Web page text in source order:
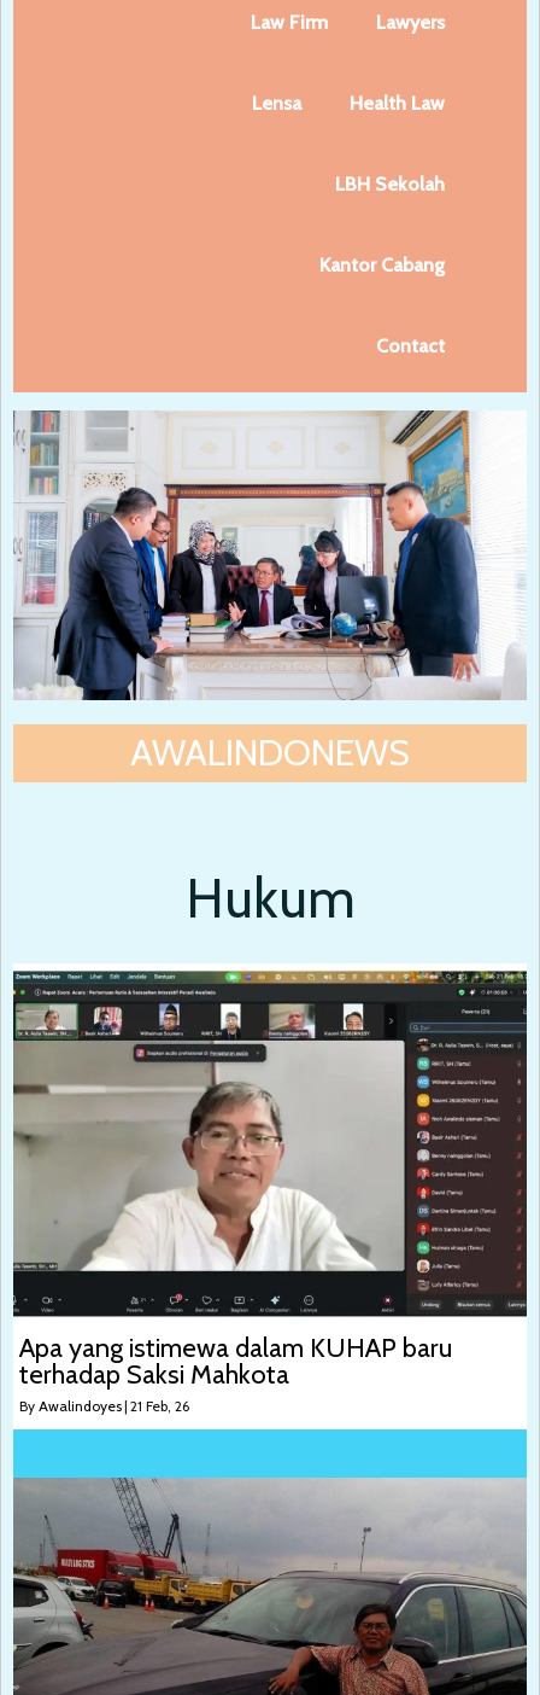
Law Firm Lawyers
Lensa Health Law
LBH Sekolah
Kantor Cabang
Contact
AWALINDONEWS
Hukum
Apa yang istimewa dalam KUHAP baru
terhadap Saksi Mahkota
By Awalindoyes| 21 Feb, 26